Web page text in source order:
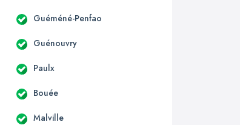
Guéméné-Penfao
Guénouvry
Paulx
Bouée
Malville